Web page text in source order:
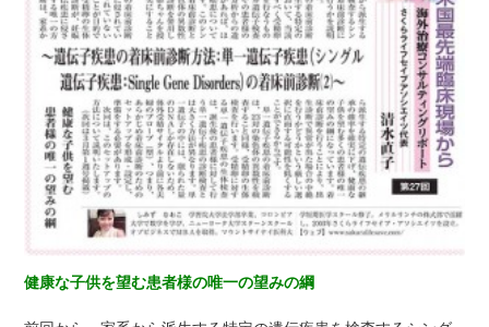
健康な子供を望む患者様の唯一の望みの綱